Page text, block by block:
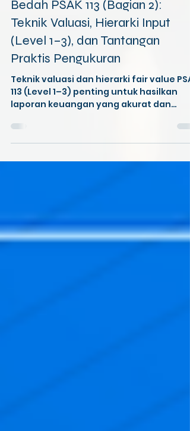
Alifa Azzahra
20 Apr
2 menit membaca
Bedah PSAK 113 (Bagian 2):
Teknik Valuasi, Hierarki Input
(Level 1–3), dan Tantangan
Praktis Pengukuran
113 (Level 1–3) penting untuk hasilkan
laporan keuangan yang akurat dan